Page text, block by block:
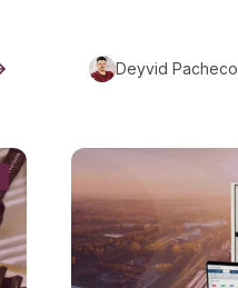
Deyvid Pacheco